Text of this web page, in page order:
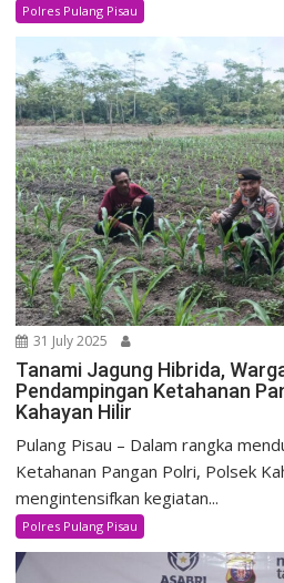
Polres Pulang Pisau
31 July 2025
Tanami Jagung Hibrida,
Pendampingan Ketahanan
Kahayan Hilir
Pulang Pisau – Dalam rangka
Ketahanan Pangan Polri, Polsek
mengintensifkan kegiatan...
Polres Pulang Pisau